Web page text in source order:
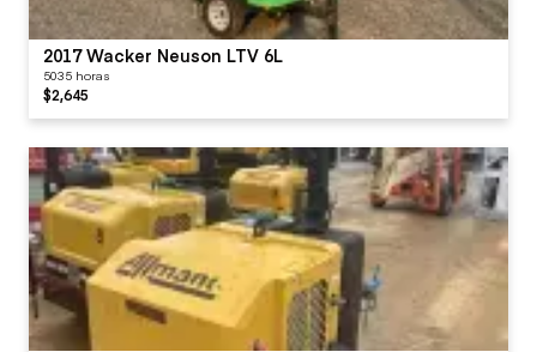
2017 Wacker Neuson LTV 6L
5035 horas
$2,645